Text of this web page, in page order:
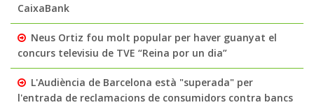
CaixaBank
Neus Ortiz fou molt popular per haver guanyat el
concurs televisiu de TVE “Reina por un dia”
L'Audiència de Barcelona està "superada" per
l'entrada de reclamacions de consumidors contra bancs